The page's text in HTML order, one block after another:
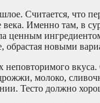
Считается,
Именно там, в
ценным
обрастая новыми
неповторимого
молоко,
Тесто должно